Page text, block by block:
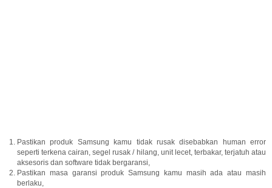
Pastikan produk Samsung kamu tidak rusak disebabkan human error
seperti terkena cairan, segel rusak / hilang, unit lecet, terbakar, terjatuh atau
aksesoris dan software tidak bergaransi,
Pastikan masa garansi produk Samsung kamu masih ada atau masih
berlaku,